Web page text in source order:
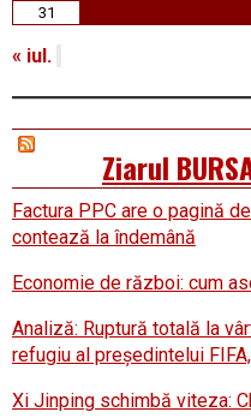
31
« iul.
Ziarul
Factura PPC are o pagină
contează la îndemână
Economie de război: cum
Analiză: Ruptură totală la
refugiu al preşedintelui
Xi Jinping schimbă viteza: